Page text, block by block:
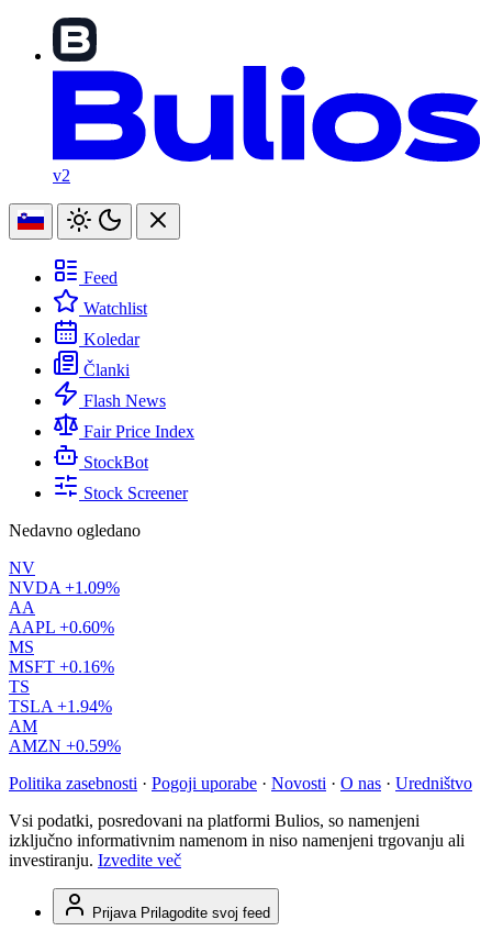
v2
Feed
Watchlist
Koledar
Članki
Flash News
Fair Price Index
StockBot
Stock Screener
Nedavno ogledano
NV
NVDA +1.09%
AA
AAPL +0.60%
MS
MSFT +0.16%
TS
TSLA +1.94%
AM
AMZN +0.59%
Politika zasebnosti · Pogoji uporabe · Novosti · O nas · Uredništvo
Vsi podatki, posredovani na platformi Bulios, so namenjeni
izključno informativnim namenom in niso namenjeni trgovanju ali
investiranju. Izvedite več
Prijava Prilagodite svoj feed